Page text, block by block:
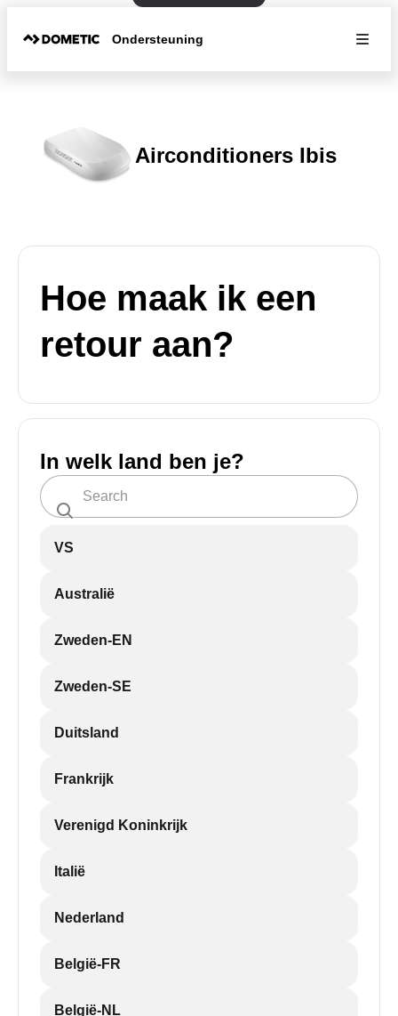
Ondersteuning
Airconditioners Ibis
Hoe maak ik een
retour aan?
In welk land ben je?
VS
Australië
Zweden-EN
Zweden-SE
Duitsland
Frankrijk
Verenigd Koninkrijk
Italië
Nederland
België-FR
België-NL